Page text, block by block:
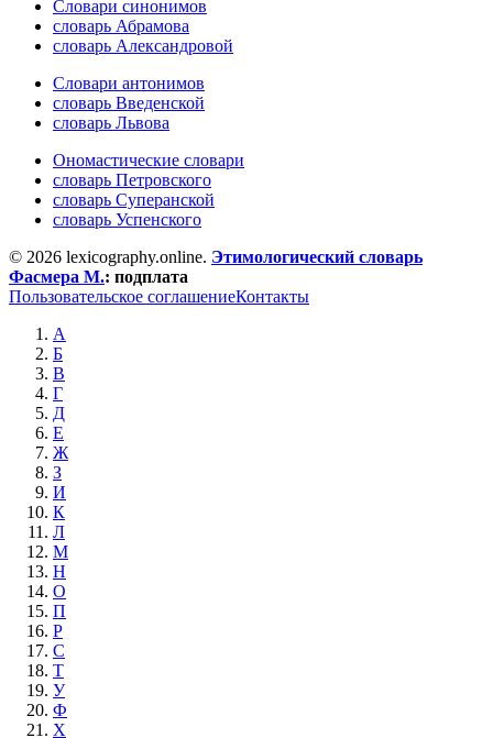
Словари синонимов
словарь Абрамова
словарь Александровой
Словари антонимов
словарь Введенской
словарь Львова
Ономастические словари
словарь Петровского
словарь Суперанской
словарь Успенского
© 2026 lexicography.online. Этимологический словарь
Фасмера М.: подплата
Пользовательское соглашениеКонтакты
А
Б
В
Г
Д
Е
Ж
З
И
К
Л
М
Н
О
П
Р
С
Т
У
Ф
Х